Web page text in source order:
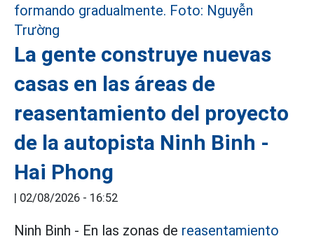
La gente construye nuevas
casas en las áreas de
reasentamiento del proyecto
de la autopista Ninh Binh -
Hai Phong
| 02/08/2026 - 16:52
Ninh Binh - En las zonas de reasentamiento